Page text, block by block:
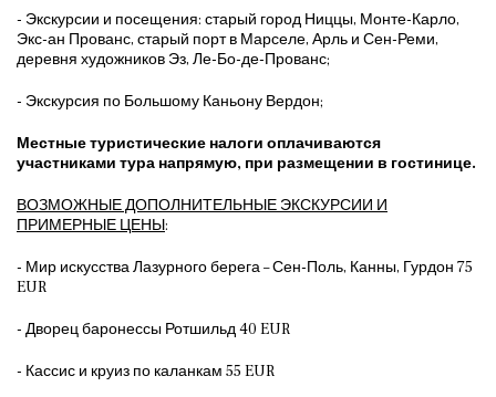
- Экскурсии и посещения: старый город Ниццы, Монте-Карло,
Экс-ан Прованс, старый порт в Марселе, Арль и Сен-Реми,
деревня художников Эз, Ле-Бо-де-Прованс;
- Экскурсия по Большому Каньону Вердон;
Местные туристические налоги оплачиваются
участниками тура напрямую, при размещении в гостинице.
ВОЗМОЖНЫЕ ДОПОЛНИТЕЛЬНЫЕ ЭКСКУРСИИ И
ПРИМЕРНЫЕ ЦЕНЫ:
- Мир искусства Лазурного берега – Сен-Поль, Канны, Гурдон 75
EUR
- Дворец баронессы Ротшильд 40 EUR
- Кассис и круиз по каланкам 55 EUR